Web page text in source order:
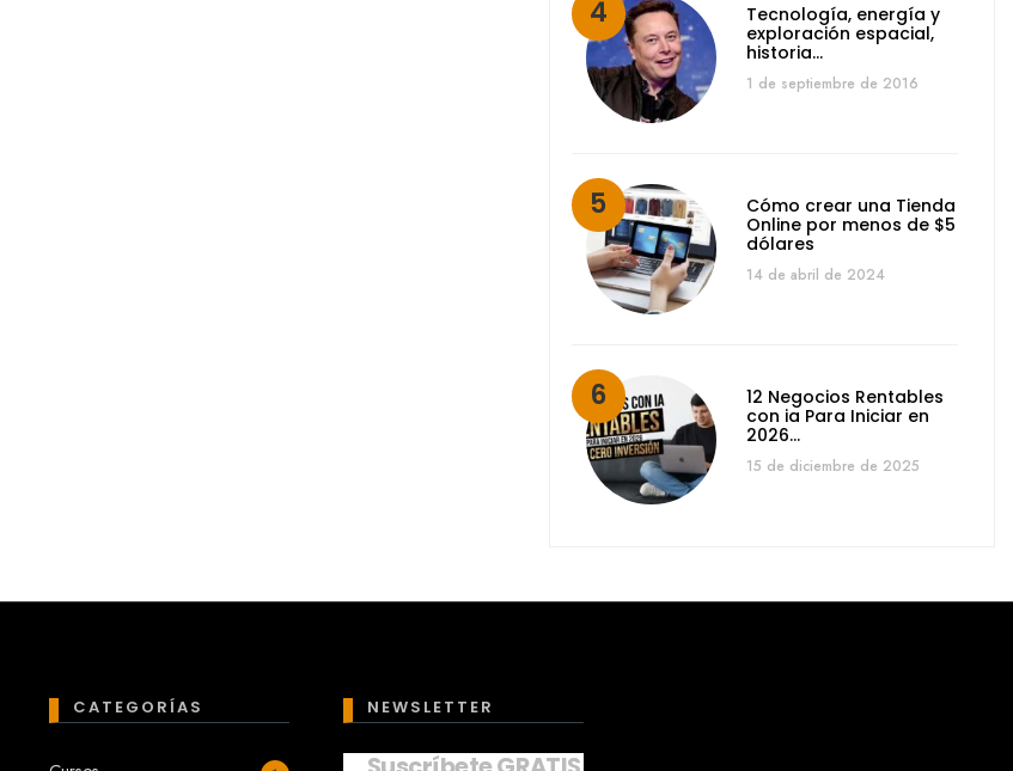
Tecnología, energía y
exploración espacial,
historia…
1 de septiembre de 2016
Cómo crear una Tienda
Online por menos de $5
dólares
14 de abril de 2024
12 Negocios Rentables
con ia Para Iniciar en
2026…
15 de diciembre de 2025
CATEGORÍAS NEWSLETTER